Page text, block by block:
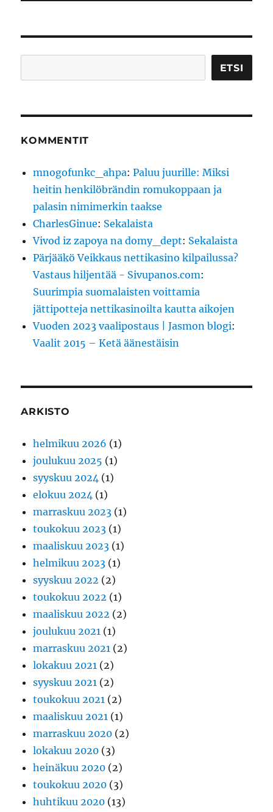
ETSI
KOMMENTIT
mnogofunkc_ahpa:Paluu juurille: Miksi
heitin henkilöbrändin romukoppaan ja
palasin nimimerkin taakse
CharlesGinue: Sekalaista
Vivod iz zapoya na domy_dept: Sekalaista
Pärjääkö Veikkaus nettikasino kilpailussa?
Vastaus hiljentää - Sivupanos.com:
Suurimpia suomalaisten voittamia
jättipotteja nettikasinoilta kautta aikojen
Vuoden 2023 vaalipostaus | Jasmon blogi:
Vaalit 2015 – Ketä äänestäisin
ARKISTO
helmikuu 2026 (1)
joulukuu 2025 (1)
syyskuu 2024 (1)
elokuu 2024 (1)
marraskuu 2023 (1)
toukokuu 2023 (1)
maaliskuu 2023 (1)
helmikuu 2023 (1)
syyskuu 2022 (2)
toukokuu 2022 (1)
maaliskuu 2022 (2)
joulukuu 2021 (1)
marraskuu 2021 (2)
lokakuu 2021 (2)
syyskuu 2021 (2)
toukokuu 2021 (2)
maaliskuu 2021 (1)
marraskuu 2020 (2)
lokakuu 2020 (3)
heinäkuu 2020 (2)
toukokuu 2020 (3)
huhtikuu 2020 (13)